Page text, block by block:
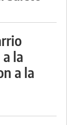
la
a la